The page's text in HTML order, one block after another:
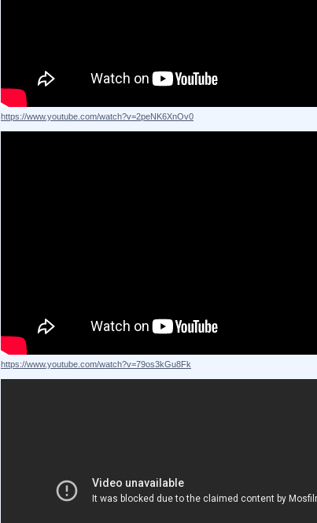
https://www.youtube.com/watch?v=2peNK6XnOv0
https://www.youtube.com/watch?v=79os3kGu8Fk